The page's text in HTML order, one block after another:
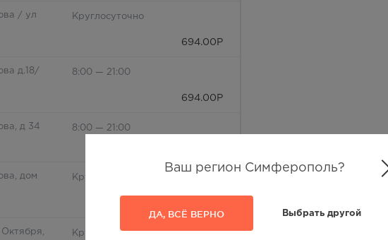
Ваш регион Симферополь?
ДА, ВСЁ ВЕРНО Выбрать другой
/ ул
Круглосуточно
694.00 Р
д.18/
8:00 — 21:00
694.00 Р
д 34 8:00 — 21:00
дом
Круглосуточно
Круглосуточно